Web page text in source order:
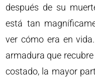
después de su
está tan
ver cómo era en
armadura que
costado, la mayor